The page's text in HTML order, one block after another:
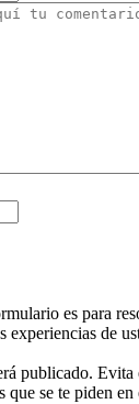
es para
experiencias de
publicado. Evita
que se te piden